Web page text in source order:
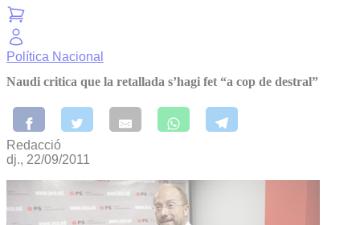
Política Nacional
Naudi critica que la retallada s’hagi fet “a cop de destral”
Redacció
dj., 22/09/2011